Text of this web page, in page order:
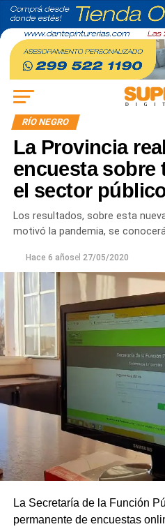
RÍO NEGRO
La Provincia
encuesta sobre
el sector
Los resultados, sobre esta
motivó la pandemia, se
Hace 6 añosel 27/05/2020
La Secretaría de la Función
permanente de encuestas